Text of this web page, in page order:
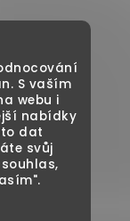
S vaším
webu i
nabídky
dat
svůj